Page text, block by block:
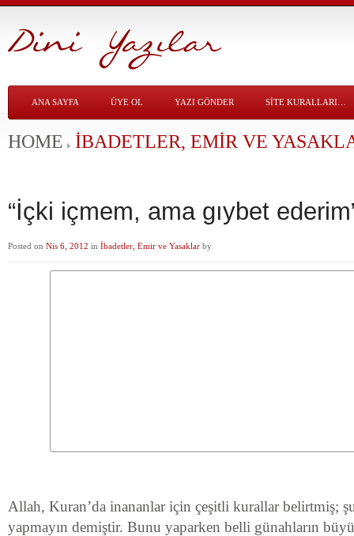
ANA SAYFA ÜYE OL YAZI GÖNDER SITE KURALLARI…
HOME İBADETLER, EMIR VE
“İçki içmem, ama gıybet
Posted on Nis 6, 2012 in İbadetler, Emir ve Yasaklar by
Allah, Kuran’da inananlar için çeşitli kurallar belirtmiş;
yapmayın demiştir. Bunu yaparken belli günahların